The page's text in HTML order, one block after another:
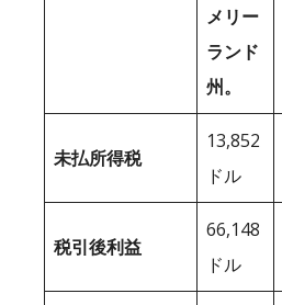
メリー
ランド
州。
未払所得税
13,852
ドル
税引後利益
66,148
ドル